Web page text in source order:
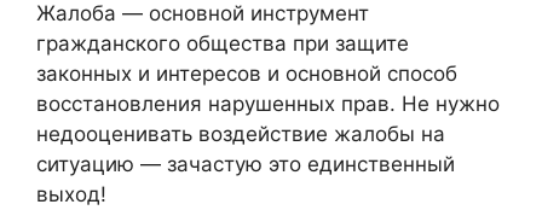
Жалоба — основной инструмент
гражданского общества при защите
законных и интересов и основной способ
восстановления нарушенных прав. Не нужно
недооценивать воздействие жалобы на
ситуацию — зачастую это единственный
выход!